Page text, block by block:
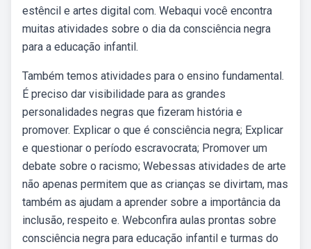
estêncil e artes digital com. Webaqui você encontra
muitas atividades sobre o dia da consciência negra
para a educação infantil.
Também temos atividades para o ensino fundamental.
É preciso dar visibilidade para as grandes
personalidades negras que fizeram história e
promover. Explicar o que é consciência negra; Explicar
e questionar o período escravocrata; Promover um
debate sobre o racismo; Webessas atividades de arte
não apenas permitem que as crianças se divirtam, mas
também as ajudam a aprender sobre a importância da
inclusão, respeito e. Webconfira aulas prontas sobre
consciência negra para educação infantil e turmas do